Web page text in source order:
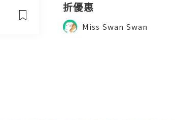
折優惠
Miss Swan Swan